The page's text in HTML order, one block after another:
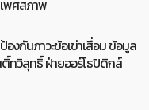
พศสภาพ
องกันภาวะข้อเข่าเสื่อม ข้อมูล
ทวิสุทธิ์ ฝ่ายออร์โธปิดิกส์